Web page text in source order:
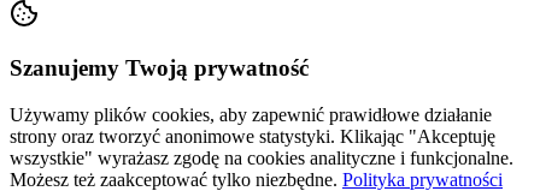
Szanujemy Twoją prywatność
Używamy plików cookies, aby zapewnić prawidłowe działanie
strony oraz tworzyć anonimowe statystyki. Klikając "Akceptuję
wszystkie" wyrażasz zgodę na cookies analityczne i funkcjonalne.
Możesz też zaakceptować tylko niezbędne. Polityka prywatności